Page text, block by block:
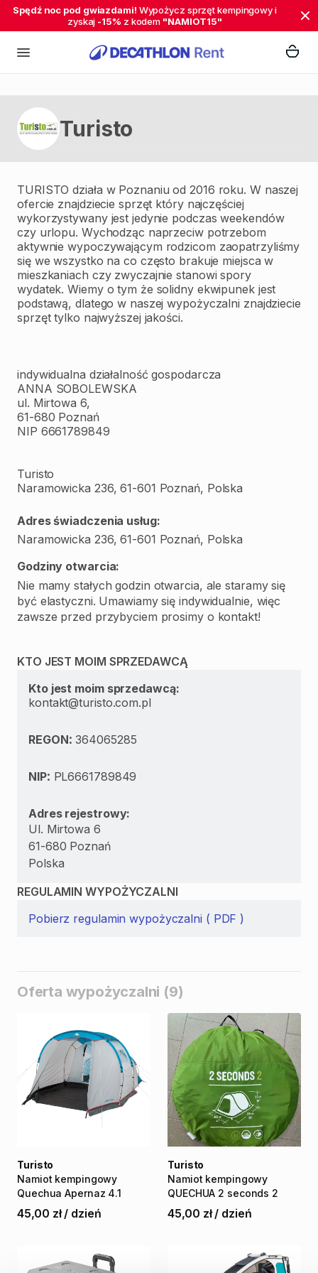
Spędź noc pod gwiazdami! Wypożycz sprzęt kempingowy i
zyskaj -15% z kodem "NAMIOT15"
Turisto
TURISTO działa w Poznaniu od 2016 roku. W naszej
ofercie znajdziecie sprzęt który najczęściej
wykorzystywany jest jedynie podczas weekendów
czy urlopu. Wychodząc naprzeciw potrzebom
aktywnie wypoczywającym rodzicom zaopatrzyliśmy
się we wszystko na co często brakuje miejsca w
mieszkaniach czy zwyczajnie stanowi spory
wydatek. Wiemy o tym że solidny ekwipunek jest
podstawą, dlatego w naszej wypożyczalni znajdziecie
sprzęt tylko najwyższej jakości.
indywidualna działalność gospodarcza
ANNA SOBOLEWSKA
ul. Mirtowa 6,
61-680 Poznań
NIP 6661789849
Turisto
Naramowicka 236, 61-601 Poznań, Polska
Adres świadczenia usług:
Naramowicka 236, 61-601 Poznań, Polska
Godziny otwarcia:
Nie mamy stałych godzin otwarcia, ale staramy się
być elastyczni. Umawiamy się indywidualnie, więc
zawsze przed przybyciem prosimy o kontakt!
KTO JEST MOIM SPRZEDAWCĄ
Kto jest moim sprzedawcą:
kontakt@turisto.com.pl
REGON:364065285
NIP: PL6661789849
Adres rejestrowy:
Ul. Mirtowa 6
61-680 Poznań
Polska
REGULAMIN WYPOŻYCZALNI
Pobierz regulamin wypożyczalni ( PDF )
Oferta wypożyczalni (9)
Namiot kempingowy
Quechua Apernaz 4.1
Turisto
45,00 zł / dzień
Namiot kempingowy
QUECHUA 2 seconds 2
Turisto
45,00 zł / dzień